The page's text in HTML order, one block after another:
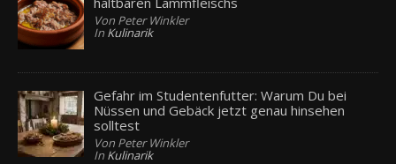
Von Peter Winkler
In Kulinarik
Gefahr im Studentenfutter: Warum Du bei
Nüssen und Gebäck jetzt genau hinsehen
solltest
Von Peter Winkler
In Kulinarik